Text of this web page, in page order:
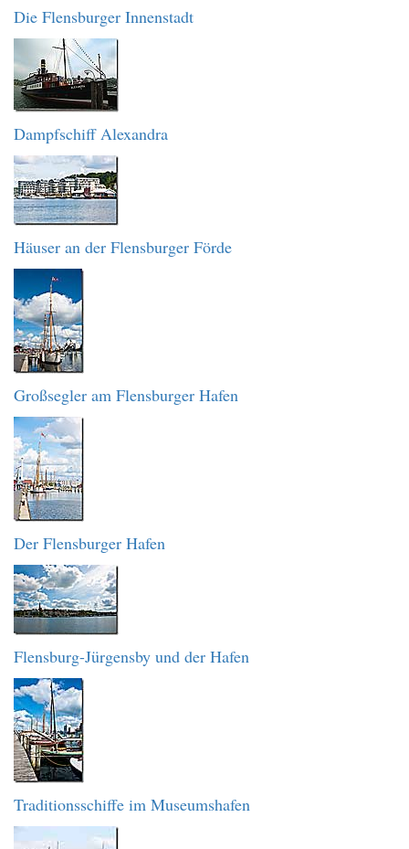
Die Flensburger Innenstadt
Dampfschiff Alexandra
Häuser an der Flensburger Förde
Großsegler am Flensburger Hafen
Der Flensburger Hafen
Flensburg-Jürgensby und der Hafen
Traditionsschiffe im Museumshafen